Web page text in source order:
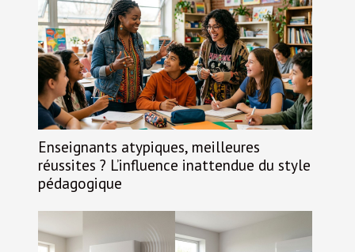
Enseignants atypiques, meilleures
réussites ? L’influence inattendue du style
pédagogique